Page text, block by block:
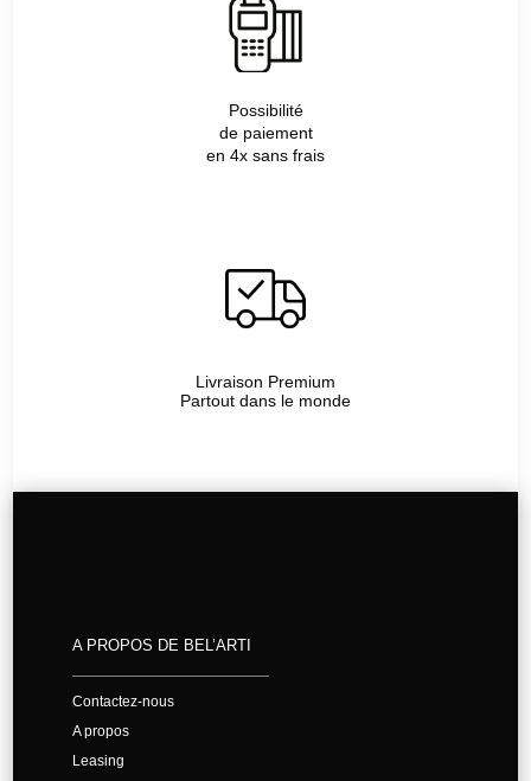
Possibilité
de paiement
en 4x sans frais
Livraison Premium
Partout dans le monde
A PROPOS DE BEL’ARTI
Contactez-nous
A propos
Leasing